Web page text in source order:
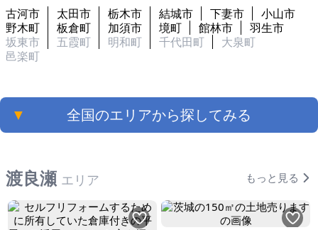
古河市 太田市 栃木市 結城市 下妻市
小山市
野木町
板倉町 加須市 境町 館林市
羽生市
坂東市
五霞町 明和町 千代田町
大泉町
邑楽町
▼ 全国のエリアから探してみる
渡良瀬 エリア もっと見る